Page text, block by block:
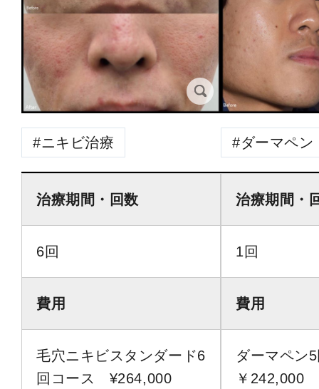
ニキビ治療
治療期間・回数
6回
費用
毛穴ニキビスタンダード6
回コース ¥264,000
ダーマペン
治療期間・
1回
費用
ダーマペ
￥242,000